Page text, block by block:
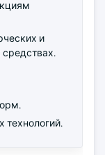
и
технологий.